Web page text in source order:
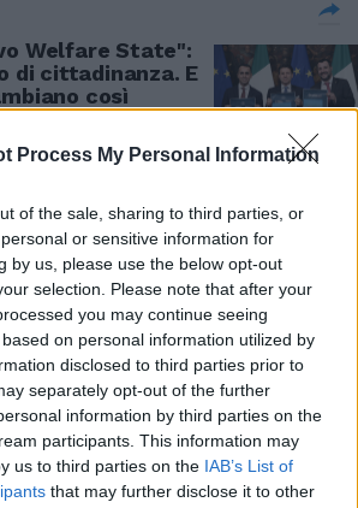
Process My Personal Information
of the sale, sharing to third parties, or
or sensitive information for
by us, please use the below opt-out
selection. Please note that after your
you may continue seeing
on personal information utilized by
disclosed to third parties prior to
separately opt-out of the further
information by third parties on the
participants. This information may
us to third parties on the IAB’s List of
that may further disclose it to other
Welfare State":
di cittadinanza. E
così
sul decreto
Lega-M5S su
governo